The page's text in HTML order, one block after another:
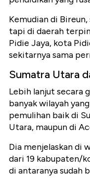
Kemudian di
tapi di daerah
Pidie Jaya, kota
sekitarnya sama
Sumatra Utara
Lebih lanjut secara
banyak wilayah
pemulihan baik di
Utara, maupun di
Dia menjelaskan di
dari 19 kabupaten/
di antaranya sudah